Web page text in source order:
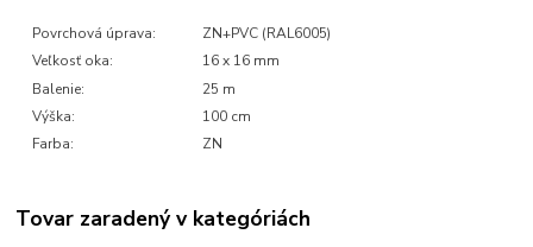
Povrchová úprava:
ZN+PVC (RAL6005)
Veľkosť oka:
16 x 16 mm
Balenie:
25 m
Výška:
100 cm
Farba:
ZN
Tovar zaradený v kategóriách